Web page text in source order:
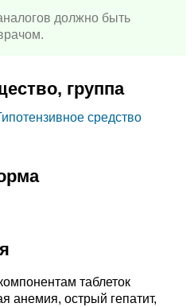
должно быть
группа
средство
таблеток
анемия, острый гепатит,